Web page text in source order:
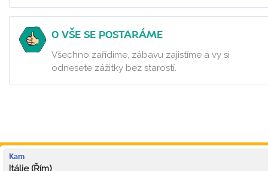
O VŠE SE POSTARÁME
Všechno zařídíme, zábavu zajistíme a vy si
odnesete zážitky bez starostí.
Kam
Itálie (Řím)